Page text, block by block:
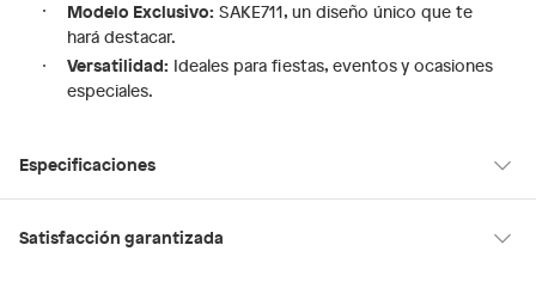
Modelo Exclusivo: SAKE711, un diseño único que te
hará destacar.
Versatilidad: Ideales para fiestas, eventos y ocasiones
especiales.
Especificaciones
Modelo
Satisfacción garantizada